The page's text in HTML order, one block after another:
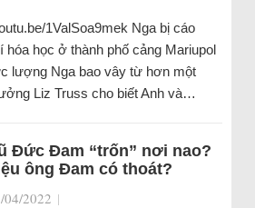
1ValSoa9mek Nga bị cáo
hóa học ở thành phố cảng Mariupol
lượng Nga bao vây từ hơn một
Liz Truss cho biết Anh và…
Đức Đam “trốn” nơi nao?
ông Đam có thoát?
04/2022 |